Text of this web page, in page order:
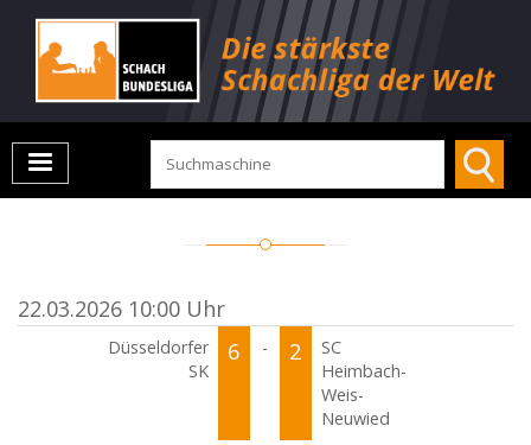
22.03.2026 10:00 Uhr
Düsseldorfer
SK
6 - 2
SC
Heimbach-
Weis-
Neuwied